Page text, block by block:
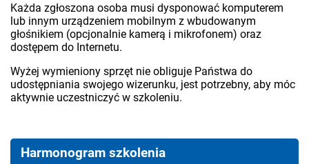
Każda zgłoszona osoba musi dysponować komputerem
lub innym urządzeniem mobilnym z wbudowanym
głośnikiem (opcjonalnie kamerą i mikrofonem) oraz
dostępem do Internetu.
Wyżej wymieniony sprzęt nie obliguje Państwa do
udostępniania swojego wizerunku, jest potrzebny, aby móc
aktywnie uczestniczyć w szkoleniu.
Harmonogram szkolenia